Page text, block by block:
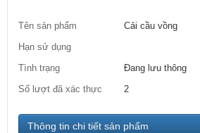
Tên sản phẩm
Cải cầu vồng
Hạn sử dụng
Tình trạng
Đang lưu thông
Số lượt đã xác thực
2
Thông tin chi tiết sản phẩm